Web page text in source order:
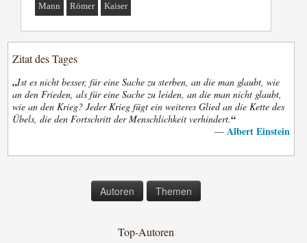
Mann Römer Kaiser
Zitat des Tages
„Ist es nicht besser, für eine Sache zu sterben, an die man glaubt, wie
an den Frieden, als für eine Sache zu leiden, an die man nicht glaubt,
wie an den Krieg? Jeder Krieg fügt ein weiteres Glied an die Kette des
Übels, die den Fortschritt der Menschlichkeit verhindert.“
— Albert Einstein
Autoren Themen
Top-Autoren